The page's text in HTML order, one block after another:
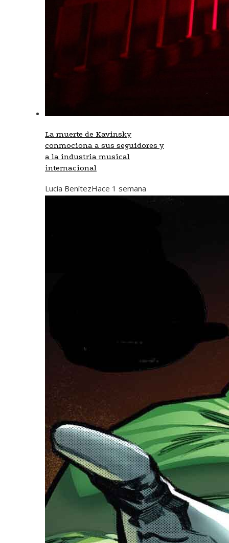
La muerte de Kavinsky
conmociona a sus seguidores y
a la industria musical
internacional
Lucía BenítezHace 1 semana